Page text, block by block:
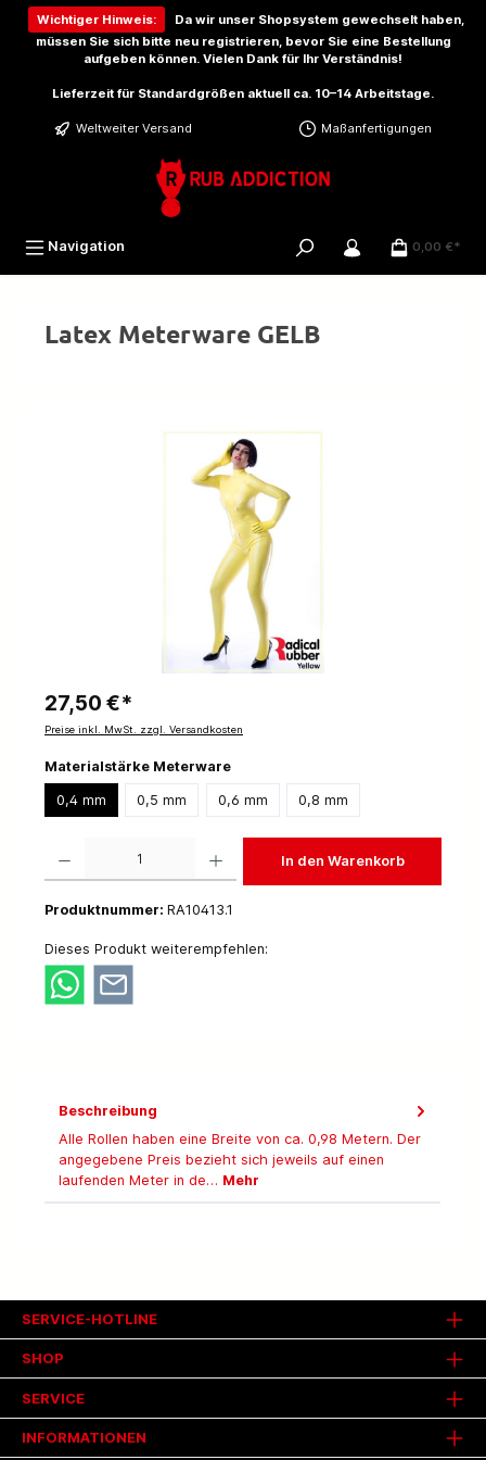
springen
Wichtiger Hinweis:
Da wir unser Shopsystem gewechselt haben,
müssen Sie sich bitte neu registrieren, bevor Sie eine Bestellung
aufgeben können. Vielen Dank für Ihr Verständnis!
Lieferzeit für Standardgrößen aktuell ca. 10–14 Arbeitstage.
Weltweiter Versand Maßanfertigungen
Navigation 0,00 €*
Latex Meterware GELB
27,50 €*
Preise inkl. MwSt. zzgl. Versandkosten
Materialstärke Meterware
0,4 mm 0,5 mm 0,6 mm 0,8 mm
In den Warenkorb
Produktnummer: RA10413.1
Dieses Produkt weiterempfehlen:
Beschreibung
Alle Rollen haben eine Breite von ca. 0,98 Metern. Der
angegebene Preis bezieht sich jeweils auf einen
laufenden Meter in de… Mehr
SHOP
SERVICE
INFORMATIONEN
SERVICE-HOTLINE